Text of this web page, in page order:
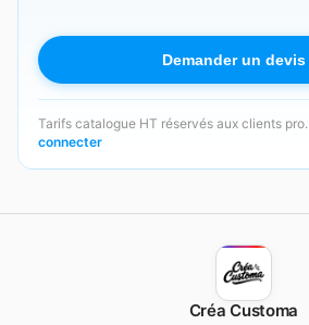
Demander un devis
Tarifs catalogue HT réservés aux clients pro.
connecter
Créa Customa